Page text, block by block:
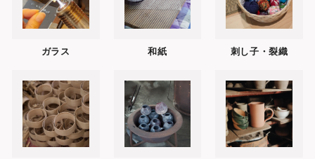
ガラス 和紙 刺し子・裂織